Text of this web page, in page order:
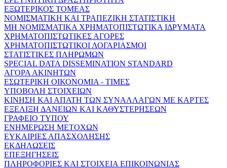
ΕΞΩΤΕΡΙΚΟΣ ΤΟΜΕΑΣ
ΝΟΜΙΣΜΑΤΙΚΗ ΚΑΙ ΤΡΑΠΕΖΙΚΗ ΣΤΑΤΙΣΤΙΚΗ
ΜΗ ΝΟΜΙΣΜΑΤΙΚΑ ΧΡΗΜΑΤΟΠΙΣΤΩΤΙΚΑ ΙΔΡΥΜΑΤΑ
ΧΡΗΜΑΤΟΠΙΣΤΩΤΙΚΕΣ ΑΓΟΡΕΣ
ΧΡΗΜΑΤΟΠΙΣΤΩΤΙΚΟΙ ΛΟΓΑΡΙΑΣΜΟΙ
ΣΤΑΤΙΣΤΙΚΕΣ ΠΛΗΡΩΜΩΝ
SPECIAL DATA DISSEMINATION STANDARD
ΑΓΟΡΑ ΑΚΙΝΗΤΩΝ
ΕΣΩΤΕΡΙΚΗ ΟΙΚΟΝΟΜΙΑ - ΤΙΜΕΣ
ΥΠΟΒΟΛΗ ΣΤΟΙΧΕΙΩΝ
ΚΙΝΗΣΗ ΚΑΙ ΑΠΑΤΗ ΤΩΝ ΣΥΝΑΛΛΑΓΩΝ ΜΕ ΚΑΡΤΕΣ
ΕΞΕΛΙΞΗ ΔΑΝΕΙΩΝ ΚΑΙ ΚΑΘΥΣΤΕΡΗΣΕΩΝ
ΓΡΑΦΕΙΟ ΤΥΠΟΥ
ΕΝΗΜΕΡΩΣΗ ΜΕΤΟΧΩΝ
ΕΥΚΑΙΡΙΕΣ ΑΠΑΣΧΟΛΗΣΗΣ
ΕΚΔΗΛΩΣΕΙΣ
ΕΠΕΞΗΓΗΣΕΙΣ
ΠΛΗΡΟΦΟΡΙΕΣ ΚΑΙ ΣΤΟΙΧΕΙΑ ΕΠΙΚΟΙΝΩΝΙΑΣ